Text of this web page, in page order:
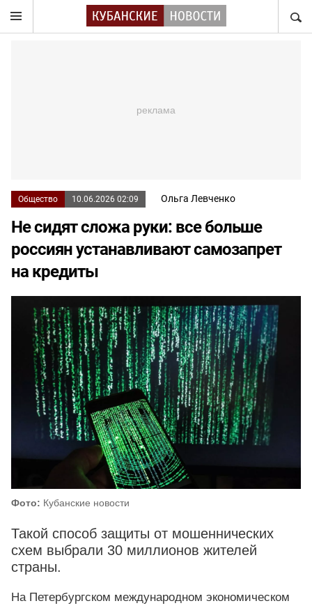
Общество 10.06.2026 02:09 Ольга Левченко
Не сидят сложа руки: все больше
россиян устанавливают самозапрет
на кредиты
Фото: Кубанские новости
Такой способ защиты от мошеннических
схем выбрали 30 миллионов жителей
страны.
На Петербургском международном экономическом